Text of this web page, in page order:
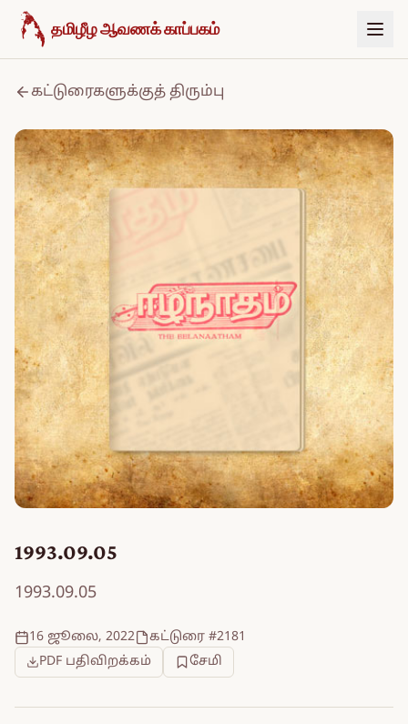
உள்ளடக்கத்திற்குச் செல்க
தமிழீழ ஆவணக் காப்பகம்
கட்டுரைகளுக்குத் திரும்பு
1993.09.05
1993.09.05
16 ஜூலை, 2022
கட்டுரை #2181
PDF பதிவிறக்கம்
சேமி